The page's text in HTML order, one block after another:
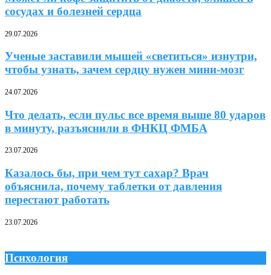
сосудах и болезней сердца
29.07.2026
Ученые заставили мышей «светиться» изнутри,
чтобы узнать, зачем сердцу нужен мини-мозг
24.07.2026
Что делать, если пульс все время выше 80 ударов
в минуту, разъяснили в ФНКЦ ФМБА
23.07.2026
Казалось бы, при чем тут сахар? Врач
объяснила, почему таблетки от давления
перестают работать
23.07.2026
Психология